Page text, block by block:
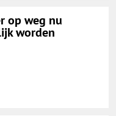
op weg nu
worden